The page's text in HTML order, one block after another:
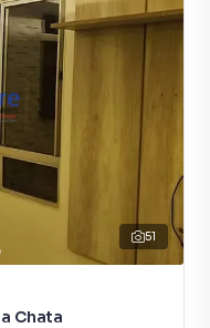
51
Chata